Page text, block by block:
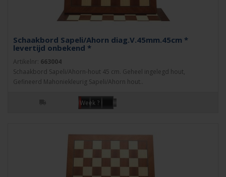
Schaakbord Sapeli/Ahorn diag.V.45mm.45cm *
levertijd onbekend *
Artikelnr: 663004
Schaakbord Sapeli/Ahorn-hout 45 cm. Geheel ingelegd hout,
Gefineerd Mahoniekleurig Sapeli/Ahorn hout..
Week ?